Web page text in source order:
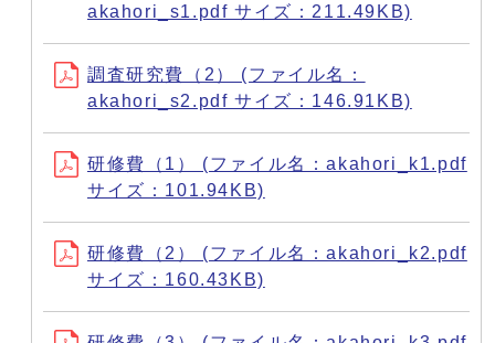
akahori_s1.pdf サイズ：211.49KB)
調査研究費（2） (ファイル名：
akahori_s2.pdf サイズ：146.91KB)
研修費（1） (ファイル名：akahori_k1.pdf
サイズ：101.94KB)
研修費（2） (ファイル名：akahori_k2.pdf
サイズ：160.43KB)